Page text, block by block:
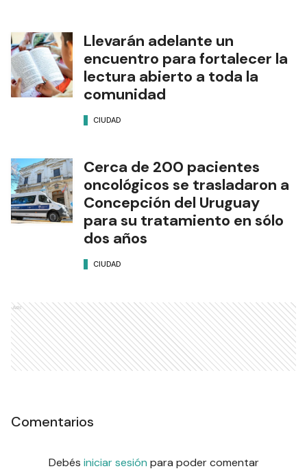
Llevarán adelante un
encuentro para fortalecer la
lectura abierto a toda la
comunidad
CIUDAD
Cerca de 200 pacientes
oncológicos se trasladaron a
Concepción del Uruguay
para su tratamiento en sólo
dos años
CIUDAD
Ads
Comentarios
Debés iniciar sesión para poder comentar